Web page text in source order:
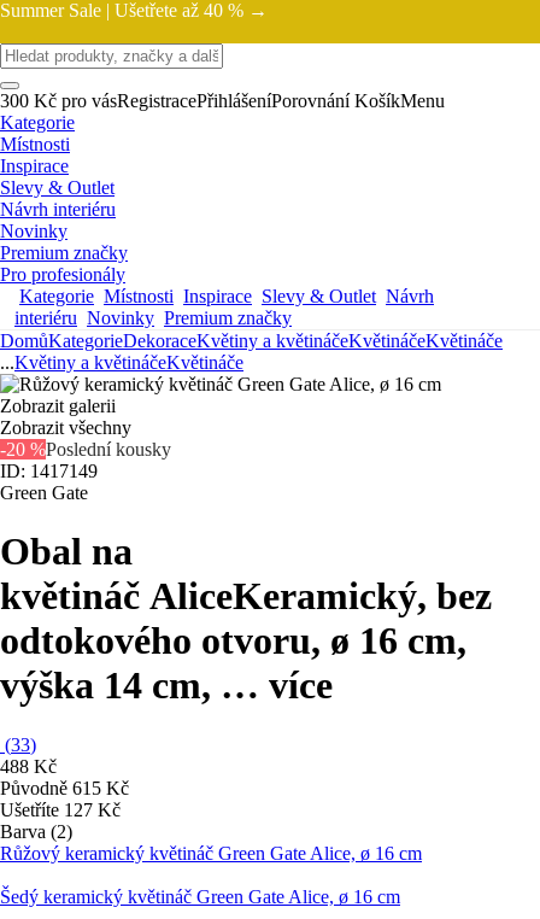
Summer Sale | Ušetřete až 40 % →
300 Kč pro vásRegistracePřihlášeníPorovnání KošíkMenu
Kategorie
Místnosti
Inspirace
Slevy & Outlet
Návrh interiéru
Novinky
Premium značky
Pro profesionály
Kategorie Místnosti Inspirace Slevy & Outlet Návrh
interiéru Novinky Premium značky
DomůKategorieDekoraceKvětiny a květináčeKvětináčeKvětináče
...Květiny a květináčeKvětináče
Zobrazit galerii
Zobrazit všechny
-20 %Poslední kousky
ID: 1417149
Green Gate
Obal na
květináč AliceKeramický, bez
odtokového otvoru, ø 16 cm,
výška 14 cm, … více
(33)
488 Kč
Původně 615 Kč
Ušetříte 127 Kč
Barva (2)
Růžový keramický květináč Green Gate Alice, ø 16 cm
Šedý keramický květináč Green Gate Alice, ø 16 cm